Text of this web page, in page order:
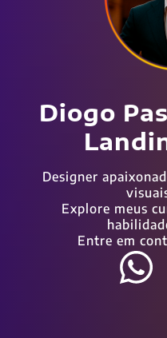
Diogo
Designer
Explore meus
Entre em